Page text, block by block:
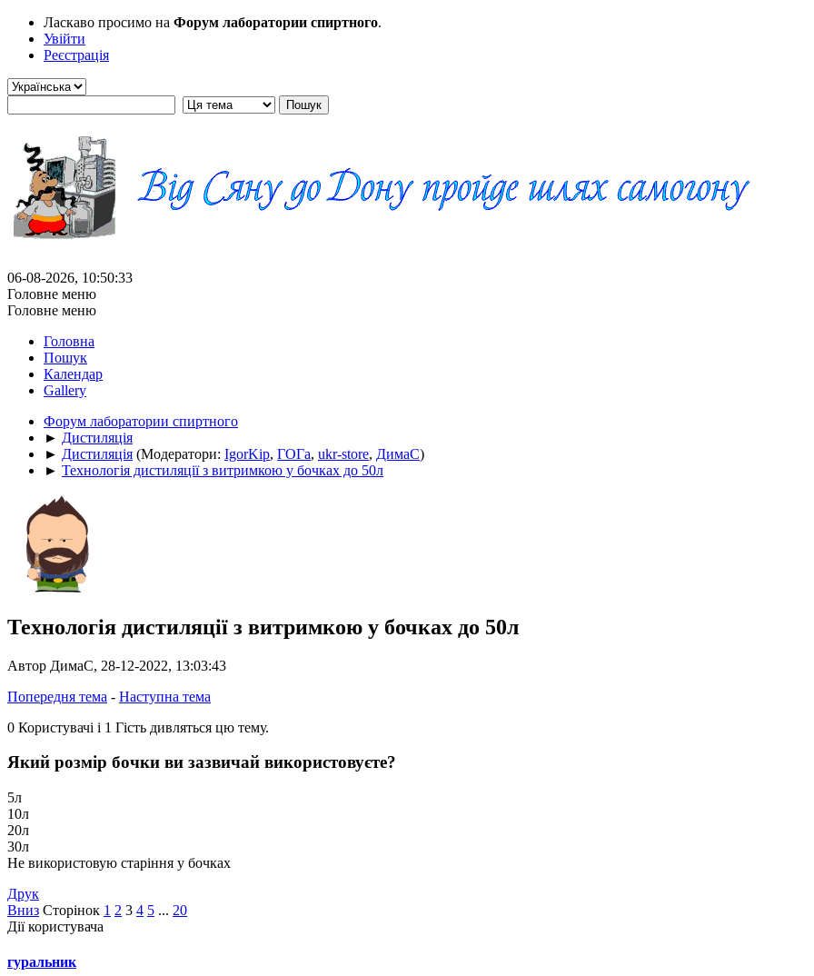
Ласкаво просимо на Форум лаборатории спиртного.
Увійти
Реєстрація
06-08-2026, 10:50:33
Головне меню
Головне меню
Головна
Пошук
Календар
Gallery
Форум лаборатории спиртного
► Дистиляція
► Дистиляція (Модератори: IgorKip, ГОГа, ukr-store, ДимаС)
► Технологія дистиляції з витримкою у бочках до 50л
Технологія дистиляції з витримкою у бочках до 50л
Автор ДимаС, 28-12-2022, 13:03:43
Попередня тема - Наступна тема
0 Користувачі і 1 Гість дивляться цю тему.
Який розмір бочки ви зазвичай використовуєте?
5л
10л
20л
30л
Не використовую старіння у бочках
Друк
Вниз Сторінок 1 2 3 4 5 ... 20
Дії користувача
гуральник